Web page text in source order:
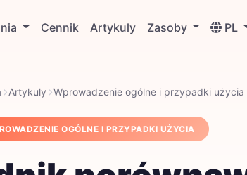
Cennik Artykuly Zasoby PL
Artykuly Wprowadzenie ogólne i przypadki użycia
OGÓLNE I PRZYPADKI UŻYCIA